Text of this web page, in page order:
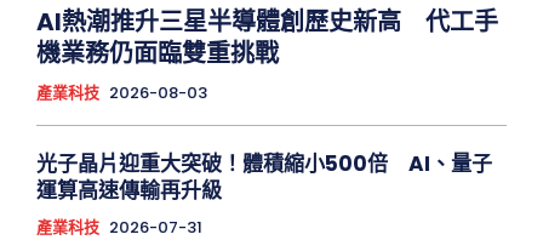
AI熱潮推升三星半導體創歷史新高 代工手
機業務仍面臨雙重挑戰
產業科技 2026-08-03
光子晶片迎重大突破！體積縮小500倍 AI、量子
運算高速傳輸再升級
產業科技 2026-07-31